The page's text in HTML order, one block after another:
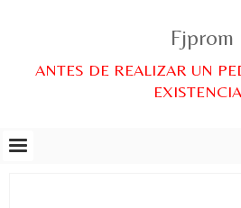
Fjprom
ANTES DE REALIZAR UN